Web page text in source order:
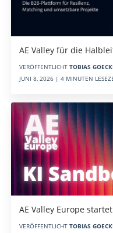
AE Valley für die
VERÖFFENTLICHT TOBIAS
JUNI 8, 2026 | 4 MINUTEN
AE Valley Europe
VERÖFFENTLICHT TOBIAS